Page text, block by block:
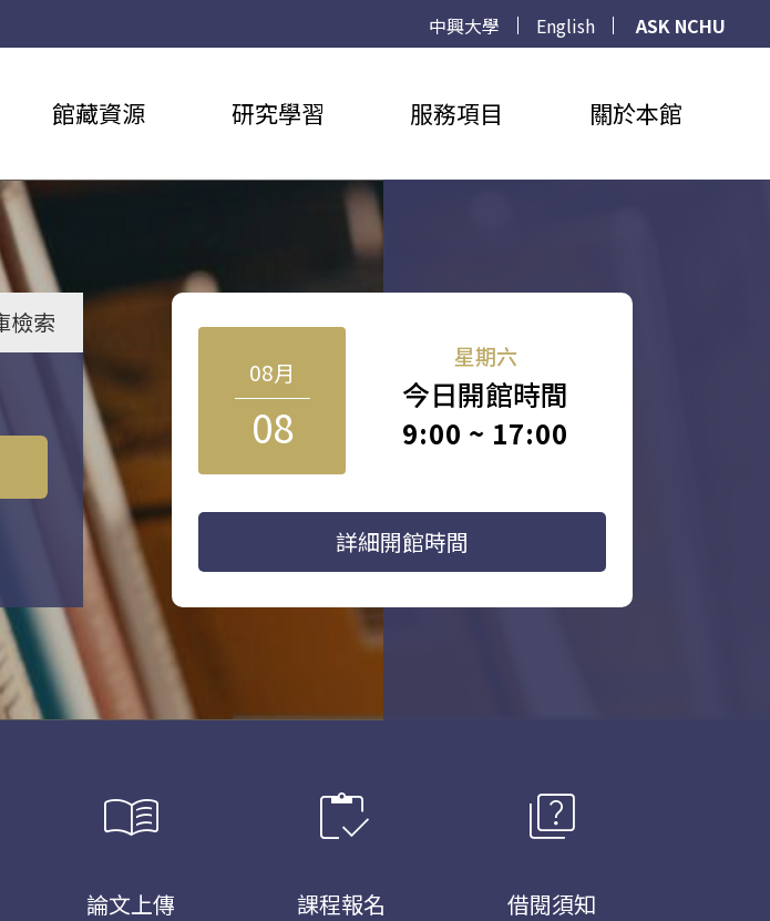
中興大學 English
ASK NCHU
館藏資源 研究學習 服務項目 關於本館
檢索
08月
08
星期六
今日開館時間
9:00 ~ 17:00
詳細開館時間
menu_book
論文上傳
inventory
課程報名
quiz
借閱須知